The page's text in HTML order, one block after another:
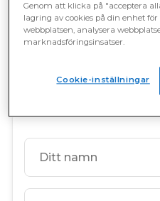
Kontakt
Prime Opinion AB
Sveavägen 17
Sweden
Genom att klicka på "acceptera
lagring av cookies på din enhet
webbplatsen, analysera
marknadsföringsinsatser.
Cookie-inställningar